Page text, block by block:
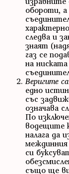
обороти,
следва и
знаят
газ се
на
Веригите
едно
със
означава
По
водещите
налага да
междинния
си
също ще